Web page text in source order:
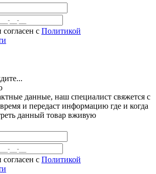
с Политикой
данные, наш специалист свяжется с
и передаст информацию где и когда
данный товар вживую
с Политикой